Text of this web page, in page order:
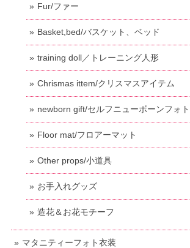
Fur/ファー
Basket,bed/バスケット、ベッド
training doll／トレーニング人形
Chrismas ittem/クリスマスアイテム
newborn gift/セルフニューボーンフォ
Floor mat/フロアーマット
Other props/小道具
お手入れグッズ
造花＆お花モチーフ
マタニティーフォト衣装